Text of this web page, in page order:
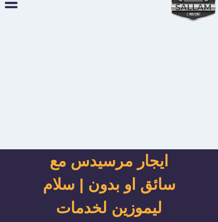
ايجار مرسيدس مع
سائق او بدون | سلام
ليموزين لخدمات